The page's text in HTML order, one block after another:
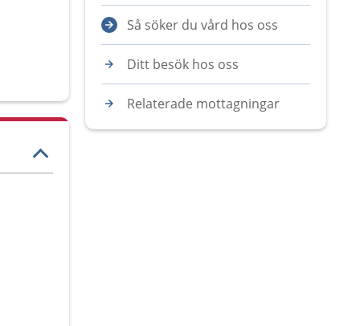
Så söker du vård hos oss
Ditt besök hos oss
Relaterade mottagningar